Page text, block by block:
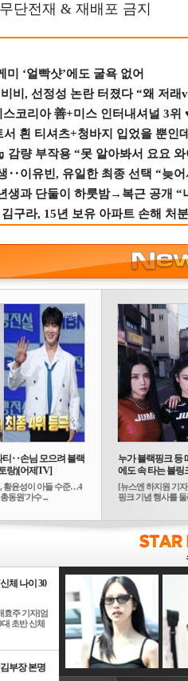
단전재 & 재배포 금지
‘얼빡샷’에도 굴욕 없어
비, 선정성 논란 터졌다 “왜 저래
스코리아 善+미스 인터내셔널 3위
서 흰 티셔츠+청바지 입었을 뿐인
량 부작용 “못 알아봐서 요요 와
‥이유빈, 유일한 최종 선택 “늦어
생과 단둘이 하룻밤→복근 공개 “
구라, 15년 보유 아파트 손해 처
티‥손님 모으려 블랙
랑)[어제TV]
황윤성이 아들 수준…4
동원'가수 ...
누가 블랙핑크 등
에도 속 타는 블링
[뉴스엔 하지원 기
핑크 기념 행사를
체 나이 30
효주 기자]엄
대 초반 신체
부장 본명